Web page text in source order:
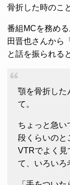
骨折した時のこ
番組MCを務め
田晋也さんから
と話を振られる
顎を骨折した
て。
ちょっと急い
段くらいのと
VTRでよく見
て、いろいろ